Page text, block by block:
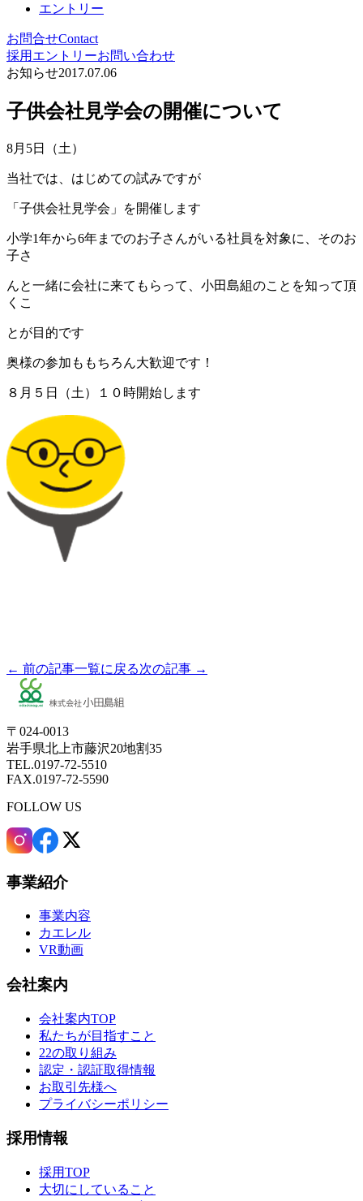
エントリー
お問合せContact
採用エントリーお問い合わせ
お知らせ2017.07.06
子供会社見学会の開催について
8月5日（土）
当社では、はじめての試みですが
「子供会社見学会」を開催します
小学1年から6年までのお子さんがいる社員を対象に、そのお
子さ
んと一緒に会社に来てもらって、小田島組のことを知って頂
くこ
とが目的です
奥様の参加ももちろん大歓迎です！
８月５日（土）１０時開始します
← 前の記事一覧に戻る次の記事 →
〒024-0013
岩手県北上市藤沢20地割35
TEL.0197-72-5510
FAX.0197-72-5590
FOLLOW US
事業紹介
事業内容
カエレル
VR動画
会社案内
会社案内TOP
私たちが目指すこと
22の取り組み
認定・認証取得情報
お取引先様へ
プライバシーポリシー
採用情報
採用TOP
大切にしていること